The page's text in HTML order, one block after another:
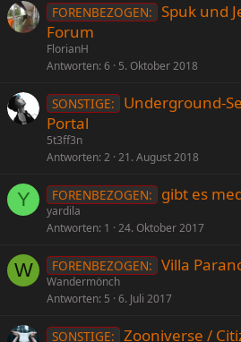
FORENBEZOGEN:
Spuk und
Forum
FlorianH
Antworten 6 5. Oktober 2018
SONSTIGE:
Underground-
Portal
5t3ff3n
Antworten 2 21. August 2018
Y FORENBEZOGEN: gibt es
yardila
Antworten 1 24. Oktober 2017
W FORENBEZOGEN: Villa
Wandermönch
Antworten 5 6. Juli 2017
SONSTIGE: Zooniverse /